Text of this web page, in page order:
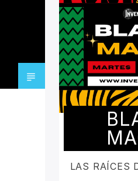
LAS RAÍCES